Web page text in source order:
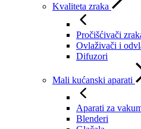
Kvaliteta zraka
Pročišćivači
Ovlaživači i
Difuzori
Mali kućanski aparati
Aparati za
Blenderi